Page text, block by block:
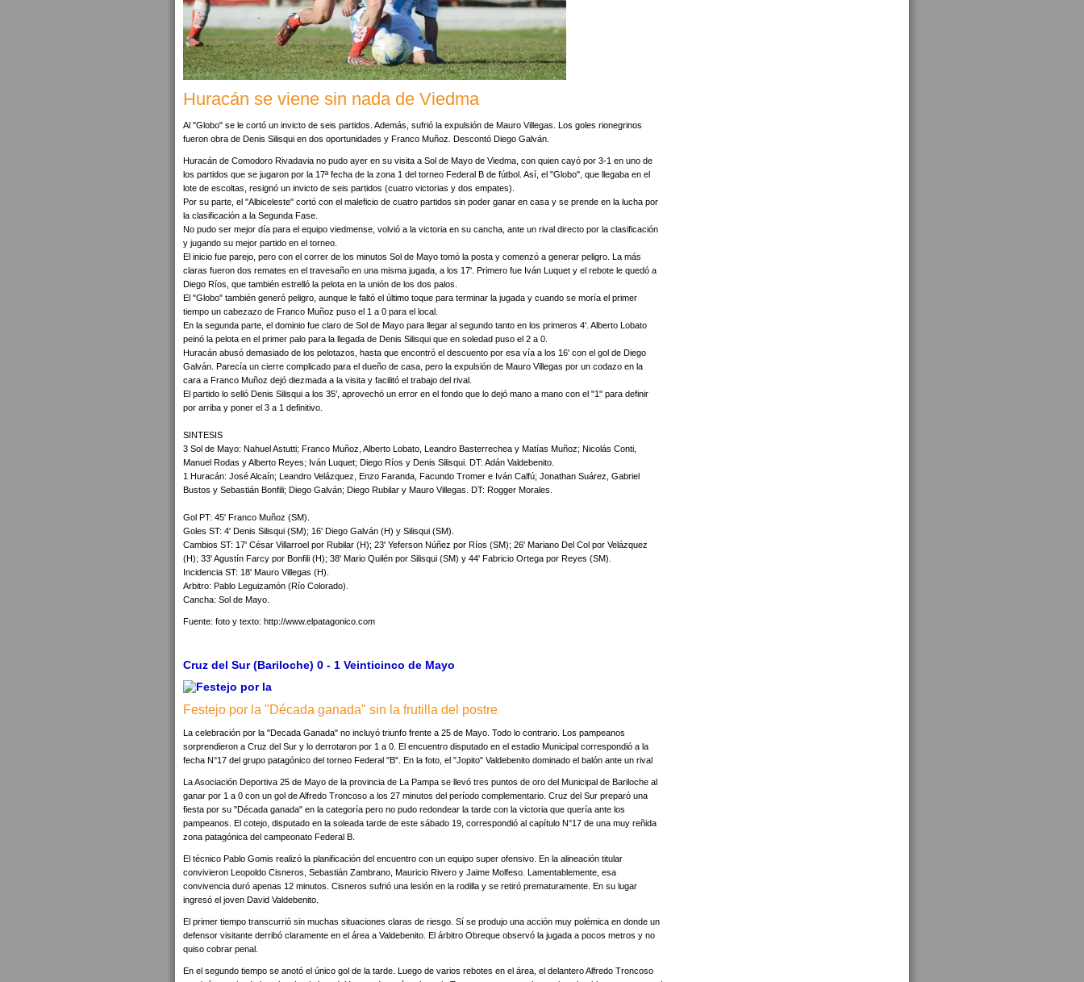
Huracán se viene sin nada de Viedma
Al "Globo" se le cortó un invicto de seis partidos. Además, sufrió la expulsión de Mauro Villegas. Los goles rionegrinos
fueron obra de Denis Silisqui en dos oportunidades y Franco Muñoz. Descontó Diego Galván.
Huracán de Comodoro Rivadavia no pudo ayer en su visita a Sol de Mayo de Viedma, con quien cayó por 3-1 en uno de
los partidos que se jugaron por la 17ª fecha de la zona 1 del torneo Federal B de fútbol. Así, el "Globo", que llegaba en el
lote de escoltas, resignó un invicto de seis partidos (cuatro victorias y dos empates).
Por su parte, el "Albiceleste" cortó con el maleficio de cuatro partidos sin poder ganar en casa y se prende en la lucha por
la clasificación a la Segunda Fase.
No pudo ser mejor día para el equipo viedmense, volvió a la victoria en su cancha, ante un rival directo por la clasificación
y jugando su mejor partido en el torneo.
El inicio fue parejo, pero con el correr de los minutos Sol de Mayo tomó la posta y comenzó a generar peligro. La más
claras fueron dos remates en el travesaño en una misma jugada, a los 17'. Primero fue Iván Luquet y el rebote le quedó a
Diego Ríos, que también estrelló la pelota en la unión de los dos palos.
El "Globo" también generó peligro, aunque le faltó el último toque para terminar la jugada y cuando se moría el primer
tiempo un cabezazo de Franco Muñoz puso el 1 a 0 para el local.
En la segunda parte, el dominio fue claro de Sol de Mayo para llegar al segundo tanto en los primeros 4'. Alberto Lobato
peinó la pelota en el primer palo para la llegada de Denis Silisqui que en soledad puso el 2 a 0.
Huracán abusó demasiado de los pelotazos, hasta que encontró el descuento por esa vía a los 16' con el gol de Diego
Galván. Parecía un cierre complicado para el dueño de casa, pero la expulsión de Mauro Villegas por un codazo en la
cara a Franco Muñoz dejó diezmada a la visita y facilitó el trabajo del rival.
El partido lo selló Denis Silisqui a los 35', aprovechó un error en el fondo que lo dejó mano a mano con el "1" para definir
por arriba y poner el 3 a 1 definitivo.
SINTESIS
3 Sol de Mayo: Nahuel Astutti; Franco Muñoz, Alberto Lobato, Leandro Basterrechea y Matías Muñoz; Nicolás Conti,
Manuel Rodas y Alberto Reyes; Iván Luquet; Diego Ríos y Denis Silisqui. DT: Adán Valdebenito.
1 Huracán: José Alcaín; Leandro Velázquez, Enzo Faranda, Facundo Tromer e Iván Calfú; Jonathan Suárez, Gabriel
Bustos y Sebastián Bonfili; Diego Galván; Diego Rubilar y Mauro Villegas. DT: Rogger Morales.
Gol PT: 45' Franco Muñoz (SM).
Goles ST: 4' Denis Silisqui (SM); 16' Diego Galván (H) y Silisqui (SM).
Cambios ST: 17' César Villarroel por Rubilar (H); 23' Yeferson Núñez por Ríos (SM); 26' Mariano Del Col por Velázquez
(H); 33' Agustín Farcy por Bonfili (H); 38' Mario Quilén por Silisqui (SM) y 44' Fabricio Ortega por Reyes (SM).
Incidencia ST: 18' Mauro Villegas (H).
Arbitro: Pablo Leguizamón (Río Colorado).
Cancha: Sol de Mayo.
Fuente: foto y texto: http://www.elpatagonico.com
Cruz del Sur (Bariloche) 0 - 1 Veinticinco de Mayo
Festejo por la "Década ganada" sin la frutilla del postre
La celebración por la "Decada Ganada" no incluyó triunfo frente a 25 de Mayo. Todo lo contrario. Los pampeanos
sorprendieron a Cruz del Sur y lo derrotaron por 1 a 0. El encuentro disputado en el estadio Municipal correspondió a la
fecha N°17 del grupo patagónico del torneo Federal "B". En la foto, el "Jopito" Valdebenito dominado el balón ante un rival
La Asociación Deportiva 25 de Mayo de la provincia de La Pampa se llevó tres puntos de oro del Municipal de Bariloche al
ganar por 1 a 0 con un gol de Alfredo Troncoso a los 27 minutos del período complementario. Cruz del Sur preparó una
fiesta por su "Década ganada" en la categoría pero no pudo redondear la tarde con la victoria que quería ante los
pampeanos. El cotejo, disputado en la soleada tarde de este sábado 19, correspondió al capítulo N°17 de una muy reñida
zona patagónica del campeonato Federal B.
El técnico Pablo Gomis realizó la planificación del encuentro con un equipo super ofensivo. En la alineación titular
convivieron Leopoldo Cisneros, Sebastián Zambrano, Mauricio Rivero y Jaime Molfeso. Lamentablemente, esa
convivencia duró apenas 12 minutos. Cisneros sufrió una lesión en la rodilla y se retiró prematuramente. En su lugar
ingresó el joven David Valdebenito.
El primer tiempo transcurrió sin muchas situaciones claras de riesgo. Sí se produjo una acción muy polémica en donde un
defensor visitante derribó claramente en el área a Valdebenito. El árbitro Obreque observó la jugada a pocos metros y no
quiso cobrar penal.
En el segundo tiempo se anotó el único gol de la tarde. Luego de varios rebotes en el área, el delantero Alfredo Troncoso